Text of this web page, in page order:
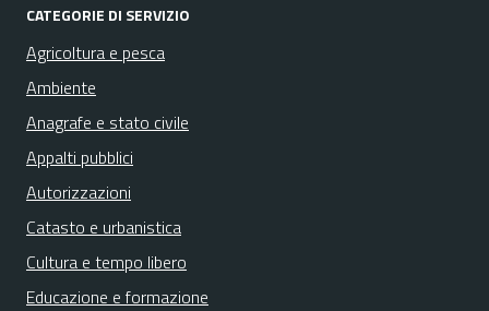
CATEGORIE DI SERVIZIO
Agricoltura e pesca
Ambiente
Anagrafe e stato civile
Appalti pubblici
Autorizzazioni
Catasto e urbanistica
Cultura e tempo libero
Educazione e formazione